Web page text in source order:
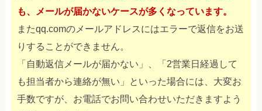
も、メールが届かないケースが多くなっています。
またqq.comのメールアドレスにはエラーで返信をお送
りすることができません。
「自動返信メールが届かない」、「2営業日経過して
も担当者から連絡が無い」といった場合には、大変お
手数ですが、お電話でお問い合わせいただきますよう